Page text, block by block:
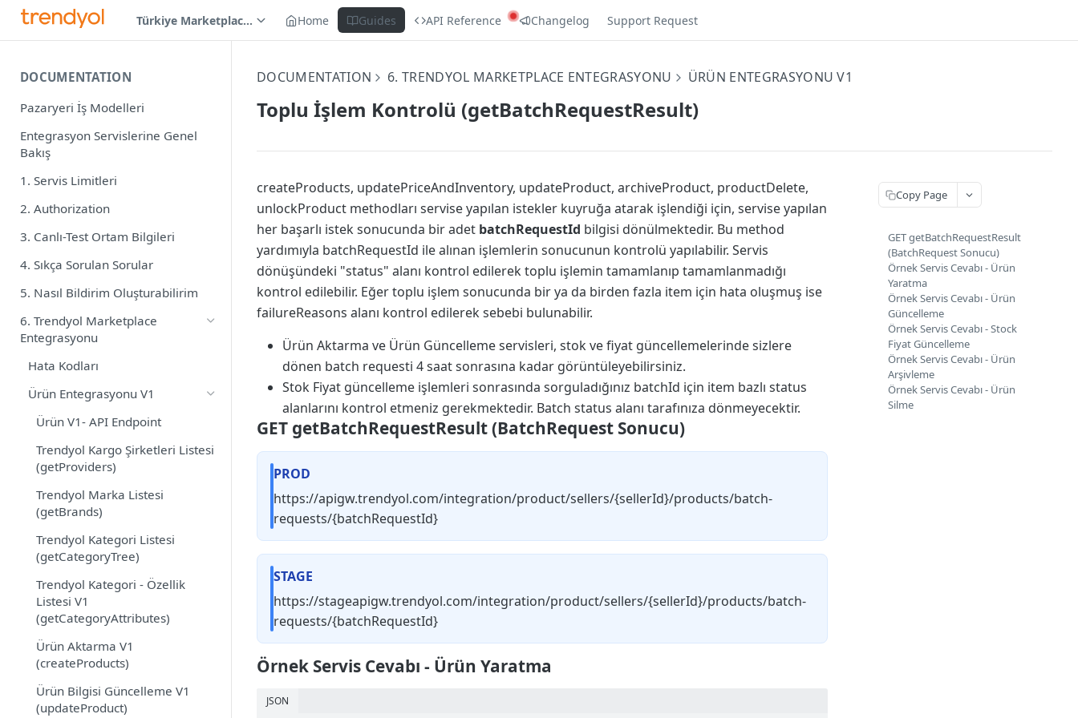
Türkiye Marketplace (TR) Home Guides API Reference Changelog Support Request
DOCUMENTATION
Pazaryeri İş Modelleri
Entegrasyon Servislerine Genel
Bakış
1. Servis Limitleri
2. Authorization
3. Canlı-Test Ortam Bilgileri
4. Sıkça Sorulan Sorular
5. Nasıl Bildirim Oluşturabilirim
6. Trendyol Marketplace
Entegrasyonu
Hata Kodları
Ürün Entegrasyonu V1
Ürün V1- API Endpoint
Trendyol Kargo Şirketleri Listesi
(getProviders)
Trendyol Marka Listesi
(getBrands)
Trendyol Kategori Listesi
(getCategoryTree)
Trendyol Kategori - Özellik
Listesi V1
(getCategoryAttributes)
Ürün Aktarma V1
(createProducts)
Ürün Bilgisi Güncelleme V1
(updateProduct)
DOCUMENTATION 6. TRENDYOL MARKETPLACE ENTEGRASYONU ÜRÜN ENTEGRASYONU V1
Toplu İşlem Kontrolü (getBatchRequestResult)
createProducts, updatePriceAndInventory, updateProduct, archiveProduct, productDelete,
unlockProduct methodları servise yapılan istekler kuyruğa atarak işlendiği için, servise yapılan
her başarlı istek sonucunda bir adet batchRequestId bilgisi dönülmektedir. Bu method
yardımıyla batchRequestId ile alınan işlemlerin sonucunun kontrolü yapılabilir. Servis
dönüşündeki "status" alanı kontrol edilerek toplu işlemin tamamlanıp tamamlanmadığı
kontrol edilebilir. Eğer toplu işlem sonucunda bir ya da birden fazla item için hata oluşmuş ise
failureReasons alanı kontrol edilerek sebebi bulunabilir.
Ürün Aktarma ve Ürün Güncelleme servisleri, stok ve fiyat güncellemelerinde sizlere
dönen batch requesti 4 saat sonrasına kadar görüntüleyebilirsiniz.
Stok Fiyat güncelleme işlemleri sonrasında sorguladığınız batchId için item bazlı status
alanlarını kontrol etmeniz gerekmektedir. Batch status alanı tarafınıza dönmeyecektir.
GET getBatchRequestResult (BatchRequest Sonucu)
PROD
https://apigw.trendyol.com/integration/product/sellers/{sellerId}/products/batch-
requests/{batchRequestId}
STAGE
https://stageapigw.trendyol.com/integration/product/sellers/{sellerId}/products/batch-
requests/{batchRequestId}
Örnek Servis Cevabı - Ürün Yaratma
JSON
Copy Page
GET getBatchRequestResult
(BatchRequest Sonucu)
Örnek Servis Cevabı - Ürün
Yaratma
Örnek Servis Cevabı - Ürün
Güncelleme
Örnek Servis Cevabı - Stock
Fiyat Güncelleme
Örnek Servis Cevabı - Ürün
Arşivleme
Örnek Servis Cevabı - Ürün
Silme